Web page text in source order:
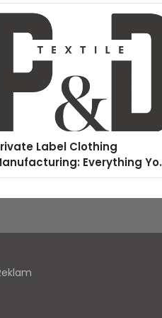
Label Clothing
Everything
to Know